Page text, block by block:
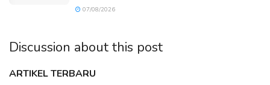
07/08/2026
Discussion about this post
ARTIKEL TERBARU